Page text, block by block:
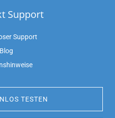
Support
Support
Blog
TESTEN